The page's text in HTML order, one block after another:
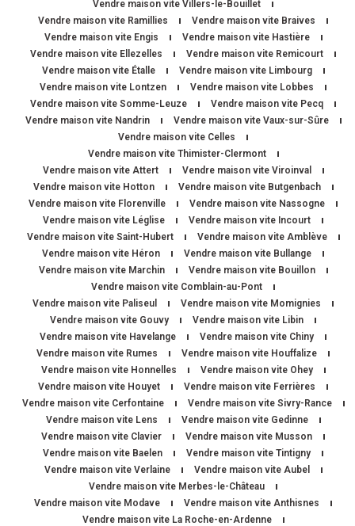
Vendre maison vite Villers-le-Bouillet
Vendre maison vite Ramillies
Vendre maison vite Braives
Vendre maison vite Engis
Vendre maison vite Hastière
Vendre maison vite Ellezelles
Vendre maison vite Remicourt
Vendre maison vite Étalle
Vendre maison vite Limbourg
Vendre maison vite Lontzen
Vendre maison vite Lobbes
Vendre maison vite Somme-Leuze
Vendre maison vite Pecq
Vendre maison vite Nandrin
Vendre maison vite Vaux-sur-Sûre
Vendre maison vite Celles
Vendre maison vite Thimister-Clermont
Vendre maison vite Attert
Vendre maison vite Viroinval
Vendre maison vite Hotton
Vendre maison vite Butgenbach
Vendre maison vite Florenville
Vendre maison vite Nassogne
Vendre maison vite Léglise
Vendre maison vite Incourt
Vendre maison vite Saint-Hubert
Vendre maison vite Amblève
Vendre maison vite Héron
Vendre maison vite Bullange
Vendre maison vite Marchin
Vendre maison vite Bouillon
Vendre maison vite Comblain-au-Pont
Vendre maison vite Paliseul
Vendre maison vite Momignies
Vendre maison vite Gouvy
Vendre maison vite Libin
Vendre maison vite Havelange
Vendre maison vite Chiny
Vendre maison vite Rumes
Vendre maison vite Houffalize
Vendre maison vite Honnelles
Vendre maison vite Ohey
Vendre maison vite Houyet
Vendre maison vite Ferrières
Vendre maison vite Cerfontaine
Vendre maison vite Sivry-Rance
Vendre maison vite Lens
Vendre maison vite Gedinne
Vendre maison vite Clavier
Vendre maison vite Musson
Vendre maison vite Baelen
Vendre maison vite Tintigny
Vendre maison vite Verlaine
Vendre maison vite Aubel
Vendre maison vite Merbes-le-Château
Vendre maison vite Modave
Vendre maison vite Anthisnes
Vendre maison vite La Roche-en-Ardenne